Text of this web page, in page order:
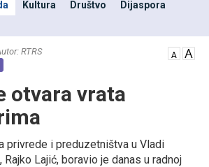
Kultura Društvo
Dijaspora
RTRS
otvara vrata
privrede i preduzetništva u Vladi
Lajić, boravio je danas u radnoj